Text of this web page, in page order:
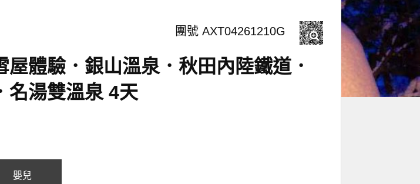
團號 AXT04261210G
屋體驗．銀山溫泉．秋田內陸鐵道．
名湯雙溫泉 4天
嬰兒